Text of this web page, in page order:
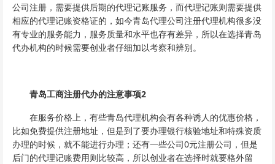
公司注册，需要提供后期的代理记账服务，而代理记账则需要提供
相应的代理记账资格证的，如今青岛代理公司注册代理机构很多没
有专业的服务能力，服务质量和水平也存有差异，所以在选择青岛
代办机构的时候需要创业者仔细加以考察和辨别。
青岛工商注册代办的注意事项2
在服务价格上，有些青岛代理机构会有各种诱人的优惠价格，
比如免费提供注册地址，但是到了要办理银行核验地址和特殊资质
办理的时候，就不能进行办理；还有一些公司0元注册公司，但是
后门的代理记账费用则比较高，所以创业者在选择时就要格外留